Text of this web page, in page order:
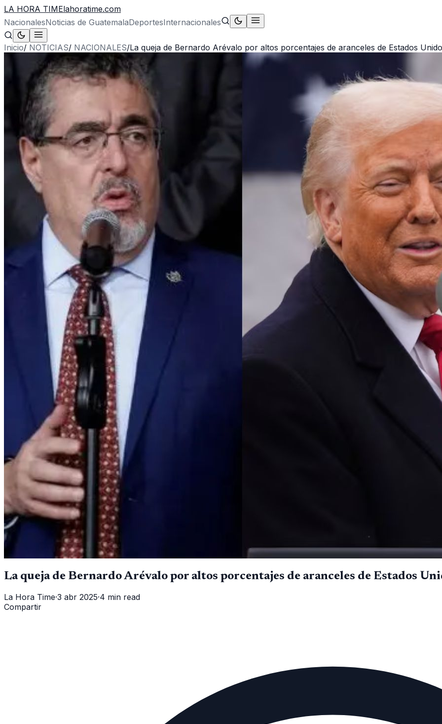
LA HORA TIMElahoratime.com
NacionalesNoticias de GuatemalaDeportesInternacionales
Inicio/ NOTICIAS/ NACIONALES/La queja de Bernardo Arévalo por altos porcentajes de aranceles de Estados
La queja de Bernardo Arévalo por altos porcentajes de aranceles de Estados
La Hora Time·3 abr 2025·4 min read
Compartir